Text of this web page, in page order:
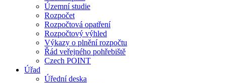
Územní studie
Rozpočet
Rozpočtová opatření
Rozpočtový výhled
Výkazy o plnění rozpočtu
Řád veřejného pohřebiště
Czech POINT
Úřad
Úřední deska